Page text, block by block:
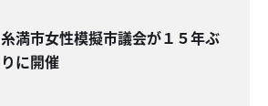
糸満市女性模擬市議会が１５年ぶ
りに開催